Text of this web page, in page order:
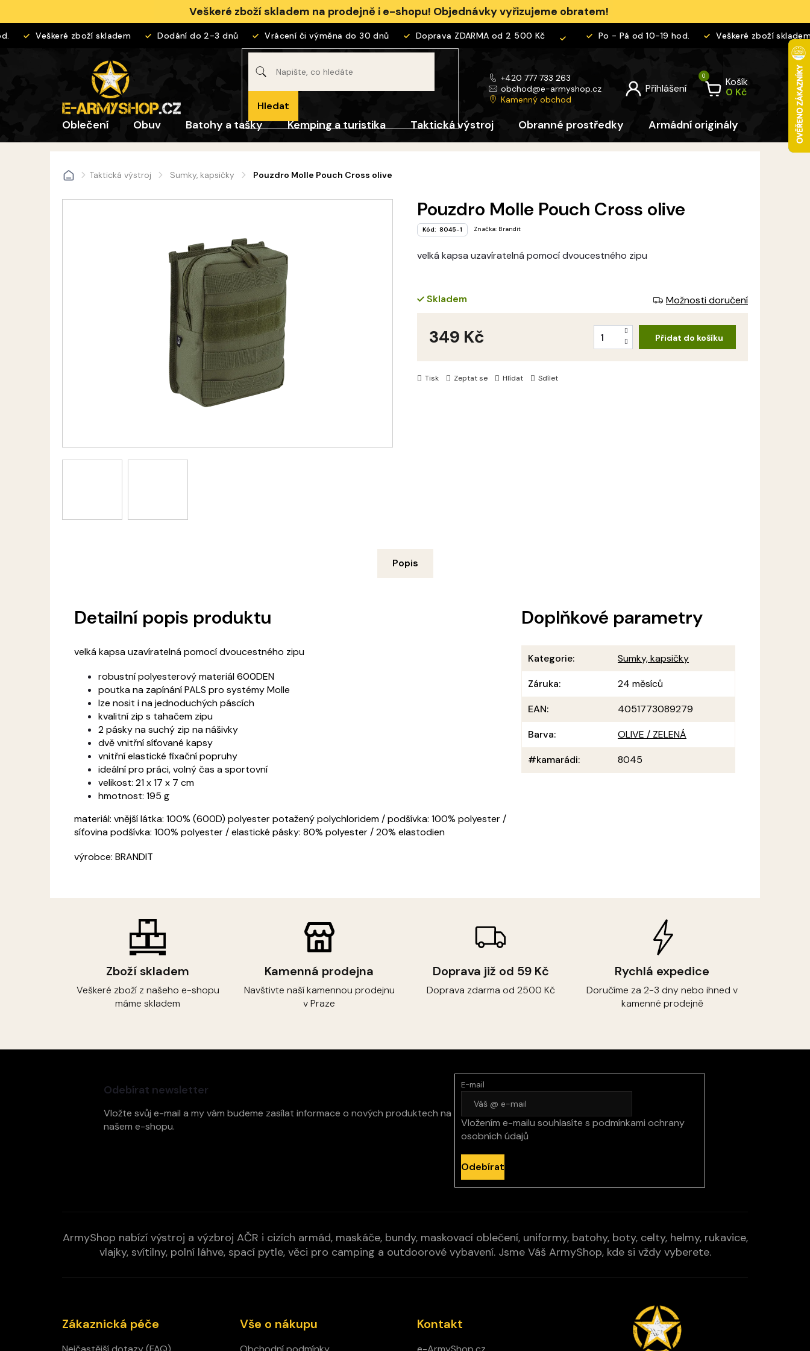
obsah
Veškeré zboží skladem na prodejně i e-shopu! Objednávky vyřizujeme obratem!
Veškeré zboží skladem Dodání do 2-3 dnů Vrácení či výměna do 30 dnů Doprava ZDARMA od 2 500 Kč Po - Pá od 10-19 hod. Veškeré zboží skladem
Hledat
+420 777 733 263
obchod@e-armyshop.cz
Kamenný obchod
Košík
Oblečení Obuv Batohy a tašky Kemping a turistika Taktická výstroj Obranné prostředky Armádní originály Pro děti
DomůTaktická výstroj Sumky, kapsičky Pouzdro Molle Pouch Cross olive
velká kapsa uzavíratelná pomocí dvoucestného zipu
Tisk Zeptat se Hlídat Sdílet
Pouzdro Molle Pouch Cross olive
Kód: 8045-1 Značka: Brandit
Skladem Možnosti doručení
349 Kč Přidat do košíku
Zboží skladem
Veškeré zboží z našeho e-shopu
máme skladem
Kamenná prodejna
Navštivte naší kamennou prodejnu
v Praze
Doprava již od 59 Kč
Doprava zdarma od 2500 Kč
Rychlá expedice
Doručíme za 2-3 dny nebo ihned v
kamenné prodejně
Popis
Detailní popis produktu
velká kapsa uzavíratelná pomocí dvoucestného zipu
robustní polyesterový materiál 600DEN
poutka na zapínání PALS pro systémy Molle
lze nosit i na jednoduchých páscích
kvalitní zip s tahačem zipu
2 pásky na suchý zip na nášivky
dvě vnitřní síťované kapsy
vnitřní elastické fixační popruhy
ideální pro práci, volný čas a sportovní
velikost: 21 x 17 x 7 cm
hmotnost: 195 g
materiál: vnější látka: 100% (600D) polyester potažený polychloridem / podšívka: 100% polyester /
síťovina podšívka: 100% polyester / elastické pásky: 80% polyester / 20% elastodien
výrobce: BRANDIT
Doplňkové parametry
Kategorie:
Sumky, kapsičky
Záruka:
24 měsíců
EAN:
4051773089279
Barva:
OLIVE / ZELENÁ
#kamarádi: 8045
Odebírat newsletter
Vložte svůj e-mail a my vám budeme zasílat informace o nových produktech na
našem e-shopu.
E-mail
Vložením e-mailu souhlasíte s podmínkami ochrany
osobních údajů
Odebírat
ArmyShop nabízí výstroj a výzbroj AČR i cizích armád, maskáče, bundy, maskovací oblečení, uniformy, batohy, boty, celty, helmy, rukavice,
vlajky, svítilny, polní láhve, spací pytle, věci pro camping a outdoorové vybavení. Jsme Váš ArmyShop, kde si vždy vyberete.
Zákaznická péče Vše o nákupu Kontakt